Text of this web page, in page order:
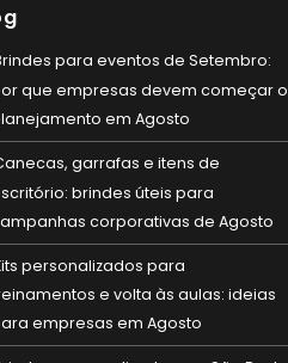
para eventos de Setembro:
que empresas devem começar o
em Agosto
garrafas e itens de
brindes úteis para
corporativas de Agosto
personalizados para
e volta às aulas: ideias
empresas em Agosto